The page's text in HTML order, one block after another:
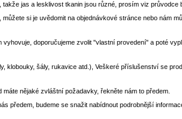
jas a lesklivost tkanin jsou různé, prosím viz průvodce
si je uvědomit na objednávkové stránce nebo nám
doporučujeme zvolit "vlastní provedení" a poté
klobouky, šály, rukavice atd.), Veškeré příslušenství se
nějaké zvláštní požadavky, řekněte nám to předem.
předem, budeme se snažit nabídnout podrobnější